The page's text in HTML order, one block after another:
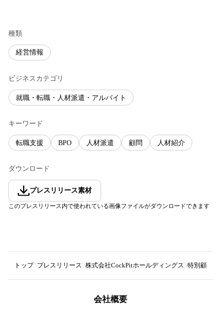
種類
経営情報
ビジネスカテゴリ
就職・転職・人材派遣・アルバイト
キーワード
転職支援 BPO 人材派遣 顧問 人材紹介
ダウンロード
プレスリリース素材
このプレスリリース内で使われている画像ファイルがダウンロードできます
トップ プレスリリース 株式会社CockPitホールディングス 特別顧問
会社概要